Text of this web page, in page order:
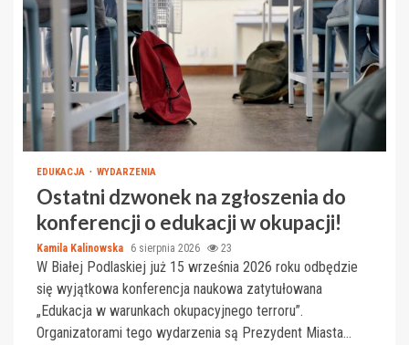
EDUKACJA WYDARZENIA
Ostatni dzwonek na zgłoszenia do
konferencji o edukacji w okupacji!
Kamila Kalinowska 6 sierpnia 2026 23
W Białej Podlaskiej już 15 września 2026 roku odbędzie
się wyjątkowa konferencja naukowa zatytułowana
„Edukacja w warunkach okupacyjnego terroru”.
Organizatorami tego wydarzenia są Prezydent Miasta...